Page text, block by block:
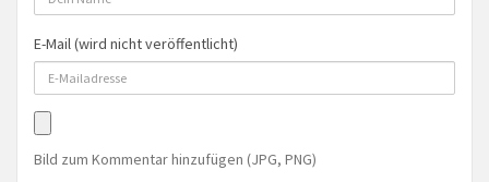
E-Mail (wird nicht veröffentlicht)
Bild zum Kommentar hinzufügen (JPG, PNG)